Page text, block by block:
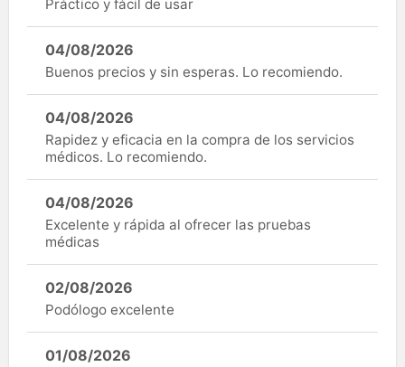
Práctico y fácil de usar
04/08/2026
Buenos precios y sin esperas. Lo recomiendo.
04/08/2026
Rapidez y eficacia en la compra de los servicios
médicos. Lo recomiendo.
04/08/2026
Excelente y rápida al ofrecer las pruebas
médicas
02/08/2026
Podólogo excelente
01/08/2026